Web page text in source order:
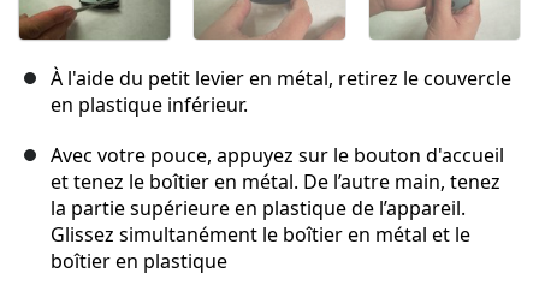
À l'aide du petit levier en métal, retirez le couvercle
en plastique inférieur.
Avec votre pouce, appuyez sur le bouton d'accueil
et tenez le boîtier en métal. De l’autre main, tenez
la partie supérieure en plastique de l’appareil.
Glissez simultanément le boîtier en métal et le
boîtier en plastique